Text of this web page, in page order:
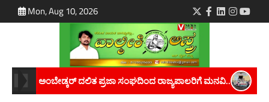
to
Mon, Aug 10, 2026 Twitter
Facebook
LinkedIn
ರಾಜ್ಯಪಾಲರಿಗೆ ಮನವಿ.. ಮಾನವ ಕಳ್ಳಸಾಗಾಣಿಕೆ ತಡೆಗೆ ಜಾಗೃತಿ ಅಗತ್ಯ: